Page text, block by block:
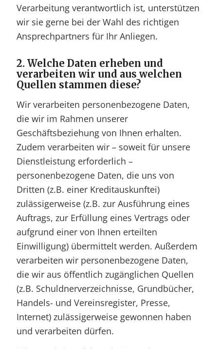
Verarbeitung verantwortlich ist, unterstützen
wir sie gerne bei der Wahl des richtigen
Ansprechpartners für Ihr Anliegen.
2. Welche Daten erheben und
verarbeiten wir und aus welchen
Quellen stammen diese?
Wir verarbeiten personenbezogene Daten,
die wir im Rahmen unserer
Geschäftsbeziehung von Ihnen erhalten.
Zudem verarbeiten wir – soweit für unsere
Dienstleistung erforderlich –
personenbezogene Daten, die uns von
Dritten (z.B. einer Kreditauskunftei)
zulässigerweise (z.B. zur Ausführung eines
Auftrags, zur Erfüllung eines Vertrags oder
aufgrund einer von Ihnen erteilten
Einwilligung) übermittelt werden. Außerdem
verarbeiten wir personenbezogene Daten,
die wir aus öffentlich zugänglichen Quellen
(z.B. Schuldnerverzeichnisse, Grundbücher,
Handels- und Vereinsregister, Presse,
Internet) zulässigerweise gewonnen haben
und verarbeiten dürfen.